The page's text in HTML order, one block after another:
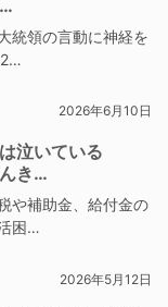
統領の言動に神経を
2026年6月10日
泣いている
き…
や補助金、給付金の
困…
2026年5月12日